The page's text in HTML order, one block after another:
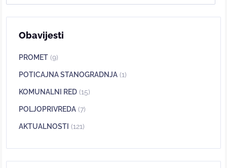
Obavijesti
PROMET (9)
POTICAJNA STANOGRADNJA (1)
KOMUNALNI RED (15)
POLJOPRIVREDA (7)
AKTUALNOSTI (121)